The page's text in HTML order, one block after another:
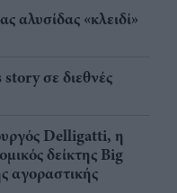
αλυσίδας «κλειδί»
σε διεθνές
Delligatti, η
δείκτης Big
αγοραστικής